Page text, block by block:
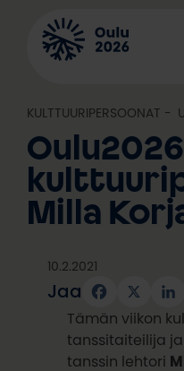
sisältöön
KULTTUURIPERSOONAT
Milla
10.2.2021
Jaa Facebook
X
Tämän viikon
tanssitaiteilija
tanssin lehtori